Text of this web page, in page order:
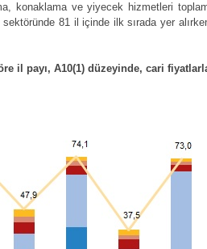
konaklama ve yiyecek hizmetleri
81 il içinde ilk sırada yer
il payı, A10(1) düzeyinde, cari